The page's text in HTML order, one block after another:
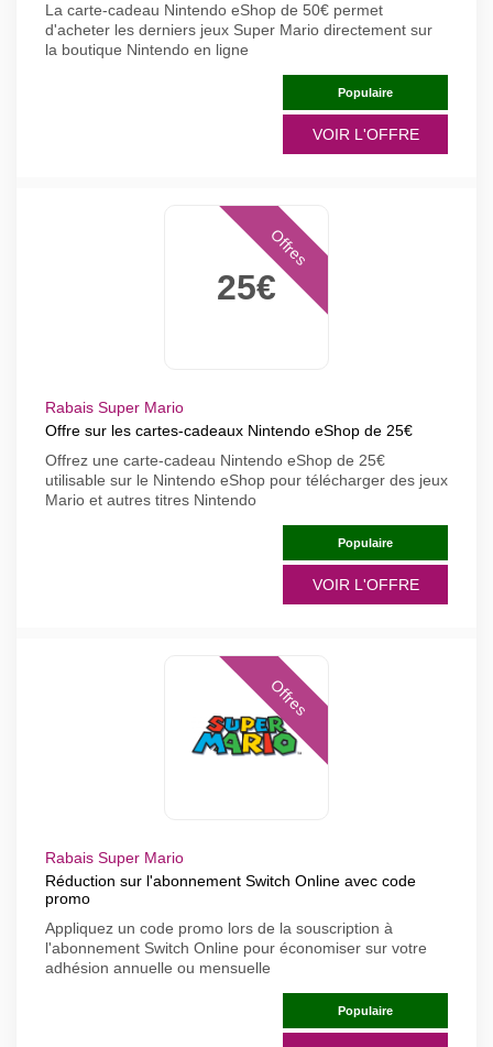
La carte-cadeau Nintendo eShop de 50€ permet
d'acheter les derniers jeux Super Mario directement sur
la boutique Nintendo en ligne
Populaire
VOIR L'OFFRE
25€
Offres
Rabais Super Mario
Offre sur les cartes-cadeaux Nintendo eShop de 25€
Offrez une carte-cadeau Nintendo eShop de 25€
utilisable sur le Nintendo eShop pour télécharger des jeux
Mario et autres titres Nintendo
Populaire
VOIR L'OFFRE
Offres
Rabais Super Mario
Réduction sur l'abonnement Switch Online avec code
promo
Appliquez un code promo lors de la souscription à
l'abonnement Switch Online pour économiser sur votre
adhésion annuelle ou mensuelle
Populaire